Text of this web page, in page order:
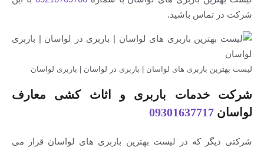
باشید.
باربری های لواسان | باربری در لواسان | باربری لواسان
باربری و اثاث کشی معارف
09301637717
که در لیست بهترین باربری های لواسان قرار می